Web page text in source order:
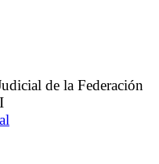
de la Federación